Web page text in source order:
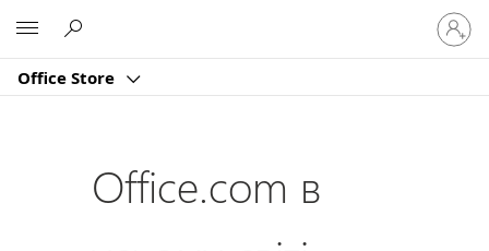
Office Store
свій
запис
Office.com в